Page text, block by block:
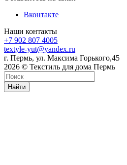
Вконтакте
Наши контакты
+7 902 807 4005
textyle-yut@yandex.ru
г. Пермь, ул. Максима Горького,45
2026 © Текстиль для дома Пермь
Найти